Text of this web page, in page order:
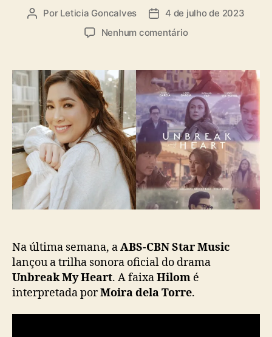
s
A
r
p
o
s
t
Por Leticia Goncalves
D
d
e
p
u
b
c
a
ç
ã
4 de julho de 2023
Nenhum comentárioe
H
i
l
o
m
”
:
M
o
i
r
e
l
a
o
r
Na última semana, aABS-CBN Star Music
lançou a trilha sonora oficial do drama
Unbreak My Heart. A faixaHilom é
interpretada porMoira dela Torre.